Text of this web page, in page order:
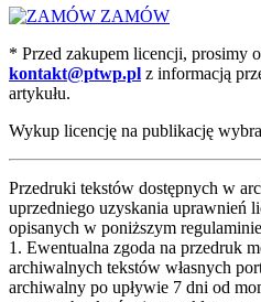
ZAMÓW
* Przed zakupem licencji, prosimy
kontakt@ptwp.pl z informacją
artykułu.
Wykup licencję na publikację
Przedruki tekstów dostępnych w
uprzedniego uzyskania uprawnień
opisanych w poniższym
1. Ewentualna zgoda na przedruk
archiwalnych tekstów własnych
archiwalny po upływie 7 dni od